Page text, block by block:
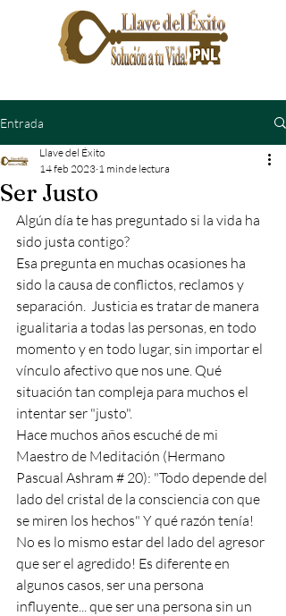
Entrada
Ser Justo
Llave del Éxito
14 feb 2023 1 min de lectura
Algún día te has preguntado si la vida ha
sido justa contigo?
Esa pregunta en muchas ocasiones ha
sido la causa de conflictos, reclamos y
separación.  Justicia es tratar de manera
igualitaria a todas las personas, en todo
momento y en todo lugar, sin importar el
vínculo afectivo que nos une. Qué
situación tan compleja para muchos el
intentar ser "justo".
Hace muchos años escuché de mi
Maestro de Meditación (Hermano
Pascual Ashram # 20): "Todo depende del
lado del cristal de la consciencia con que
se miren los hechos" Y qué razón tenía!
No es lo mismo estar del lado del agresor
que ser el agredido! Es diferente en
algunos casos, ser una persona
influyente... que ser una persona sin un